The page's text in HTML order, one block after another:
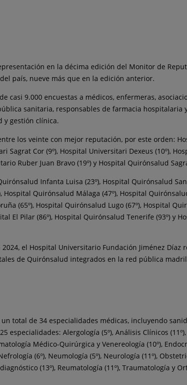
en la décima edición del Monitor de
país, nueve más que en la edición anterior.
9.000 encuestas a médicos, enfermeras,
sanitaria, responsables de farmacia hospitalaria
y gestión clínica.
los veinte con mejor reputación, por este orden:
Sagrat Cor (9º), Hospital Universitari Dexeus (10º),
Ruber Juan Bravo (19º) y Hospital Quirónsalud
Infanta Luisa (23º), Hospital Quirónsalud San
Quirónsalud Málaga (47º), Hospital
(65º), Hospital Quirónsalud Lugo (67º), Hospital
El Pilar (86º), Hospital Quirónsalud Tenerife (93º) y
el Hospital Universitario Fundación Jiménez Díaz
de Quirónsalud integrados en la red pública
total de 34 especialidades médicas, incluyendo
Alergología (5º), Análisis Clínicos
Médico-Quirúrgica y Venereología (10º),
(6º), Neumología (5º), Neurología (11º),
(13º), Reumatología (11º), Traumatología y